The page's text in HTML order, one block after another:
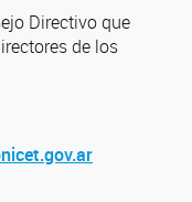
Directivo que
de los